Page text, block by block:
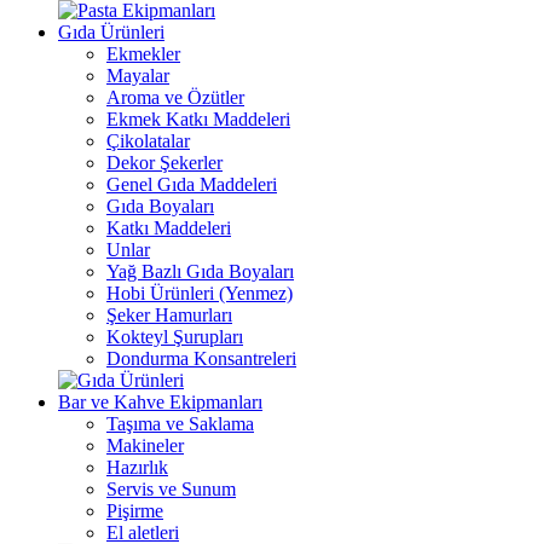
Gıda Ürünleri
Ekmekler
Mayalar
Aroma ve Özütler
Ekmek Katkı Maddeleri
Çikolatalar
Dekor Şekerler
Genel Gıda Maddeleri
Gıda Boyaları
Katkı Maddeleri
Unlar
Yağ Bazlı Gıda Boyaları
Hobi Ürünleri (Yenmez)
Şeker Hamurları
Kokteyl Şurupları
Dondurma Konsantreleri
Bar ve Kahve Ekipmanları
Taşıma ve Saklama
Makineler
Hazırlık
Servis ve Sunum
Pişirme
El aletleri